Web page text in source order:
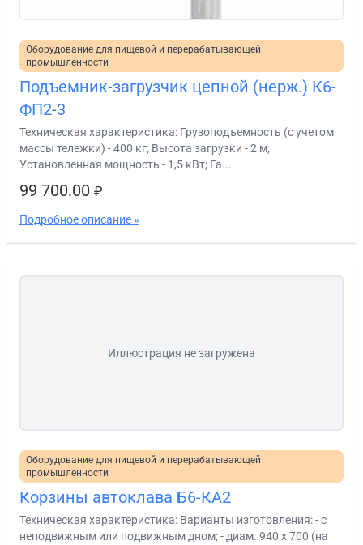
Оборудование для пищевой и перерабатывающей
промышленности
Подъемник-загрузчик цепной (нерж.) К6-
ФП2-3
Техническая характеристика: Грузоподъемность (с учетом
массы тележки) - 400 кг; Высота загрузки - 2 м;
Установленная мощность - 1,5 кВт; Га...
99 700.00 ₽
Подробное описание »
Иллюстрация не загружена
Оборудование для пищевой и перерабатывающей
промышленности
Корзины автоклава Б6-КА2
Техническая характеристика: Варианты изготовления: - с
неподвижным или подвижным дном; - диам. 940 х 700 (на